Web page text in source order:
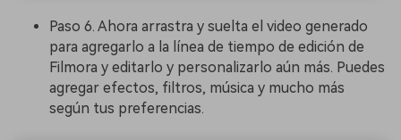
Paso 6. Ahora arrastra y suelta el video generado
para agregarlo a la línea de tiempo de edición de
Filmora y editarlo y personalizarlo aún más. Puedes
agregar efectos, filtros, música y mucho más
según tus preferencias.